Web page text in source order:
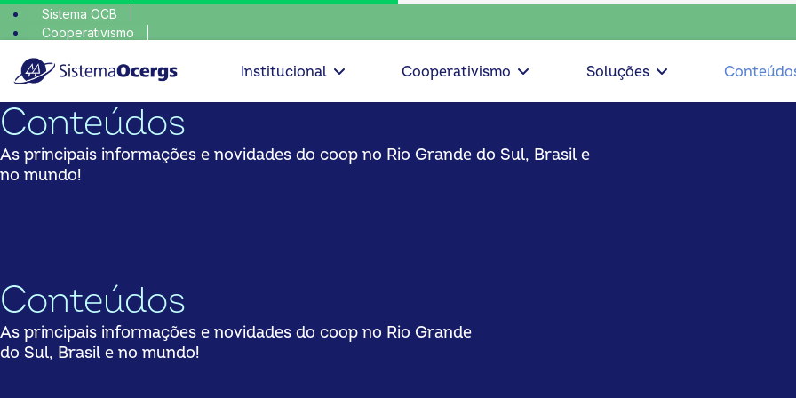
Sistema OCB
Cooperativismo
escolha consciente, escolha o coop • escolha consciente, escolha o
Institucional
Cooperativismo Soluções
Conteúdos
As principais informações e novidades do coop no Rio Grande do Sul, Brasil e
no mundo!
Conteúdos
As principais informações e novidades do coop no Rio Grande
do Sul, Brasil e no mundo!